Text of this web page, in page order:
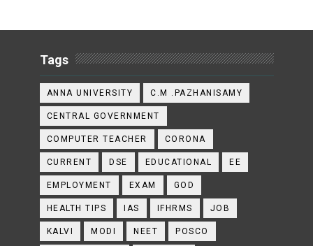
Tags
ANNA UNIVERSITY C.M .PAZHANISAMY
CENTRAL GOVERNMENT
COMPUTER TEACHER CORONA
CURRENT DSE EDUCATIONAL EE
EMPLOYMENT EXAM GOD
HEALTH TIPS IAS IFHRMS JOB
KALVI MODI NEET POSCO